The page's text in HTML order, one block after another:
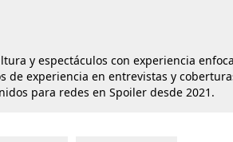
y espectáculos con experiencia
de experiencia en entrevistas y
para redes en Spoiler desde 2021.